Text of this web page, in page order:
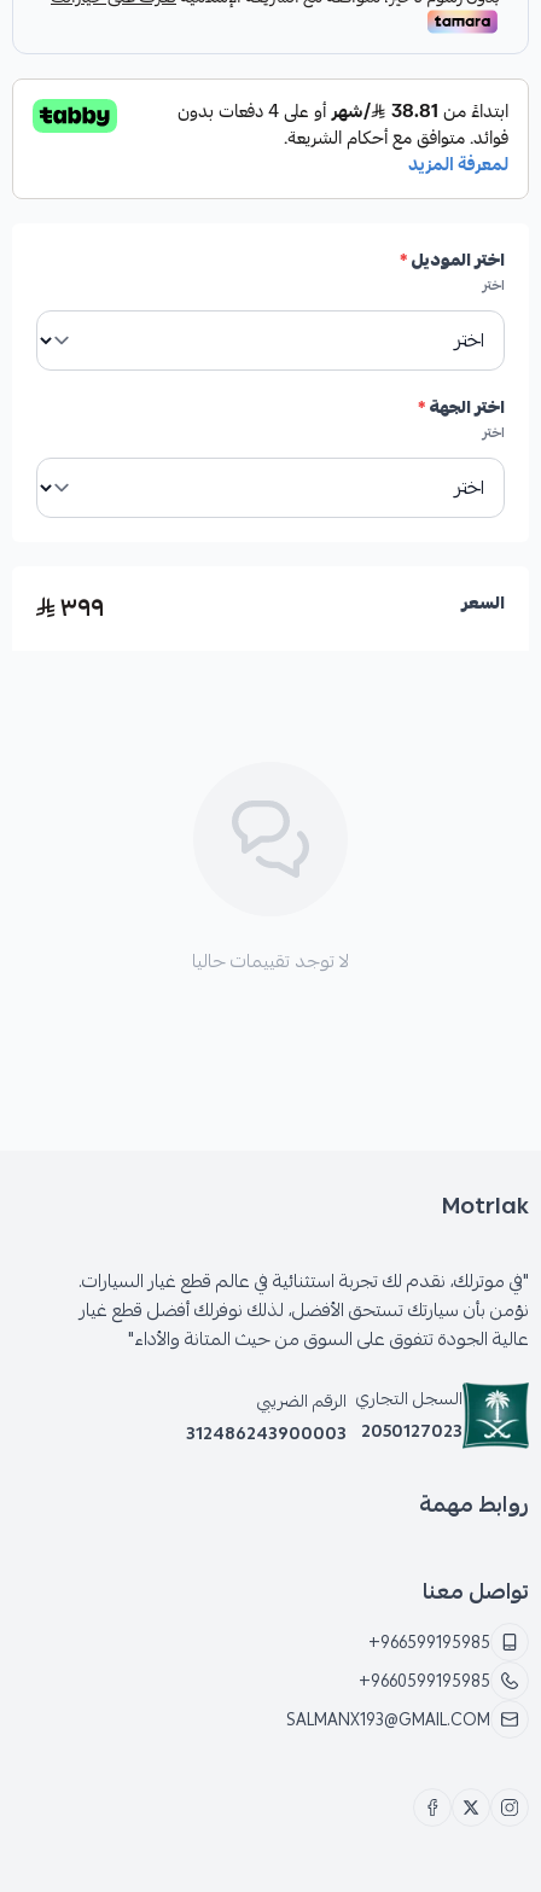
اختر الموديل*
اختر
اختر الجهة*
اختر
السعر ٣٩٩
لا توجد تقييمات حاليا
Motrlak
"في موترلك، نقدم لك تجربة استثنائية في عالم قطع غيار السيارات.
نؤمن بأن سيارتك تستحق الأفضل، لذلك نوفرلك أفضل قطع غيار
عالية الجودة تتفوق على السوق من حيث المتانة والأداء"
السجل التجاري
2050127023
الرقم الضريبي
312486243900003
روابط مهمة
تواصل معنا
+966599195985
+9660599195985
SALMANX193@GMAIL.COM